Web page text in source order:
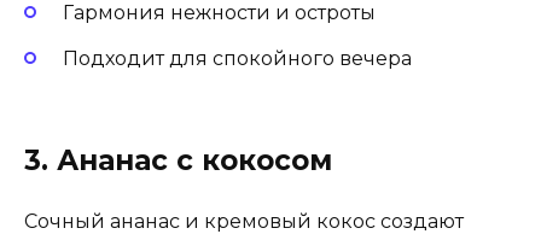
Гармония нежности и остроты
Подходит для спокойного вечера
3. Ананас с кокосом
Сочный ананас и кремовый кокос создают